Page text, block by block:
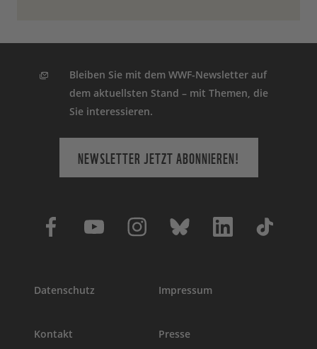
Bleiben Sie mit dem WWF-Newsletter auf
dem aktuellsten Stand – mit Themen, die
Sie interessieren.
NEWSLETTER JETZT ABONNIEREN!
Datenschutz Impressum
Kontakt Presse